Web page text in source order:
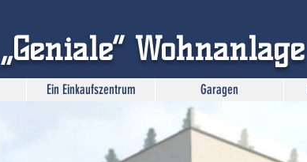
„Geniale“ Wohnanlage
Ein Einkaufszentrum Garagen